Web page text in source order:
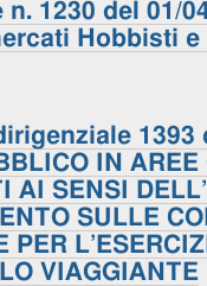
n. 1230 del 01/
Hobbisti
1393
IN
AI SENSI
SULLE
PER
VIAGGIANTE